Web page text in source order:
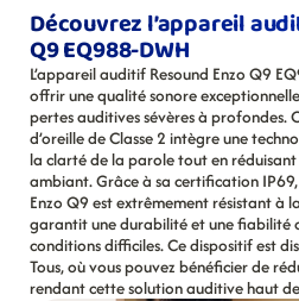
Découvrez l’appareil
Q9 EQ988-DWH
L’appareil auditif Resound Enzo Q9
offrir une qualité sonore
pertes auditives sévères à profondes.
d’oreille de Classe 2 intègre une
la clarté de la parole tout en
ambiant. Grâce à sa certification
Enzo Q9 est extrêmement résistant à
garantit une durabilité et une fiabilité
conditions difficiles. Ce dispositif est
Tous, où vous pouvez bénéficier de
rendant cette solution auditive haut